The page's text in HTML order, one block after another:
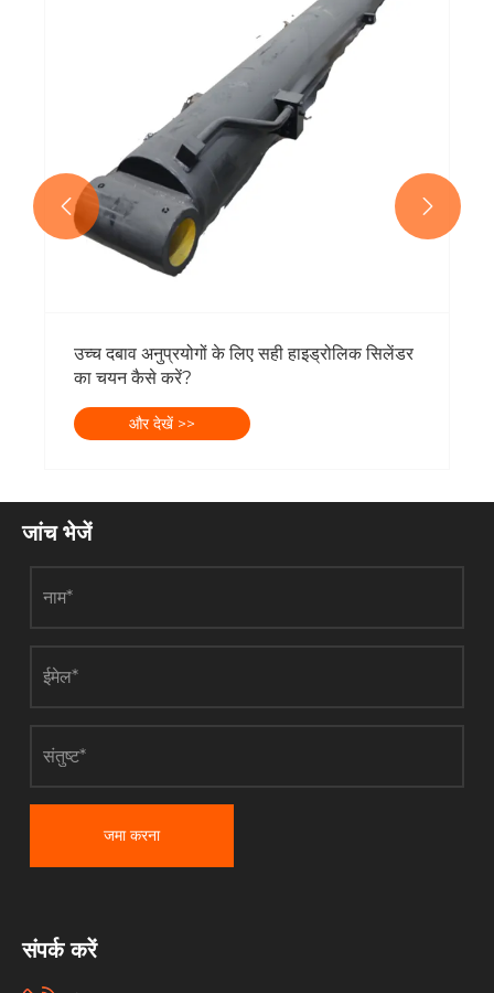
उच्च दबाव अनुप्रयोगों के लिए सही हाइड्रोलिक सिलेंडर
का चयन कैसे करें?
और देखें >>
 
जांच भेजें
जमा करना
संपर्क करें